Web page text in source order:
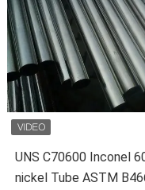
UNS C70600 Inconel
nickel Tube ASTM